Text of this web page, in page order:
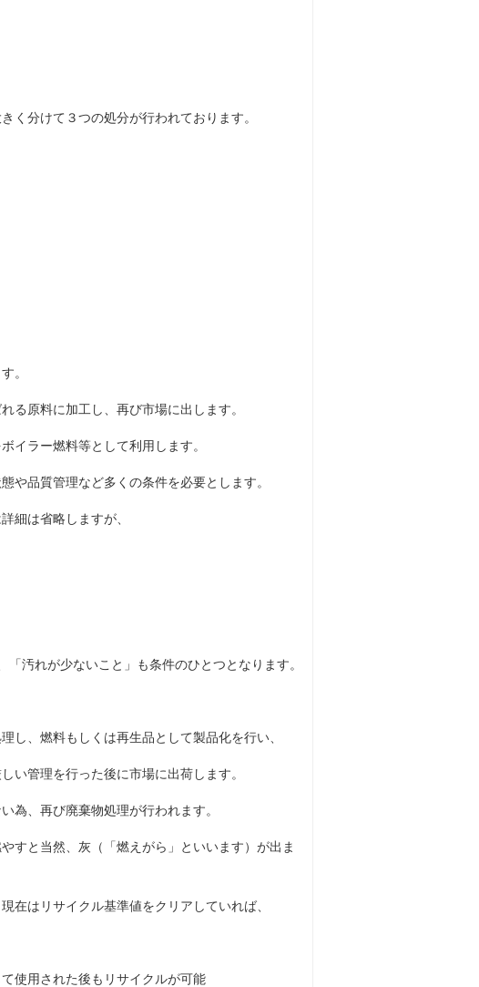
く分けて３つの処分が行われております。
。
る原料に加工し、再び市場に出します。
イラー燃料等として利用します。
や品質管理など多くの条件を必要とします。
細は省略しますが、
汚れが少ないこと」も条件のひとつとなります。
し、燃料もしくは再生品として製品化を行い、
い管理を行った後に市場に出荷します。
為、再び廃棄物処理が行われます。
すと当然、灰（「燃えがら」といいます）が出ま
在はリサイクル基準値をクリアしていれば、
使用された後もリサイクルが可能